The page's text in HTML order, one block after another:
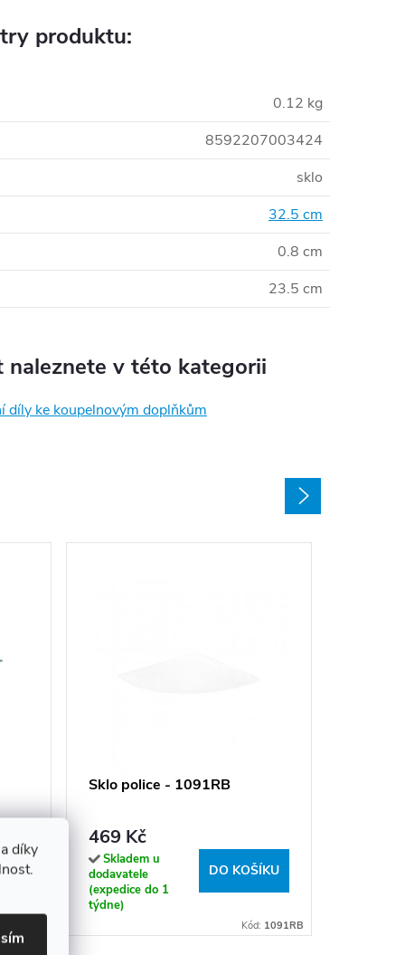
díky
produktu:
0.12 kg
8592207003424
sklo
32.5 cm
0.8 cm
23.5 cm
naleznete v této kategorii
díly ke koupelnovým doplňkům
Sklo police - 1091RB
469 Kč
Skladem u
dodavatele
(expedice do 1
týdne)
DO KOŠÍKU
Kód: 1091RB